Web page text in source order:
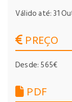
Válido até: 31
PREÇO
Desde: 565€
PDF